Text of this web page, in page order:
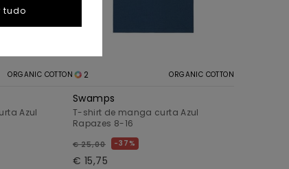
ORGANIC COTTON
Azul
2 ORGANIC COTTON
Swamps
T-shirt de manga curta Azul
Rapazes 8-16
€ 25,00 37%
€ 15,75
tudo